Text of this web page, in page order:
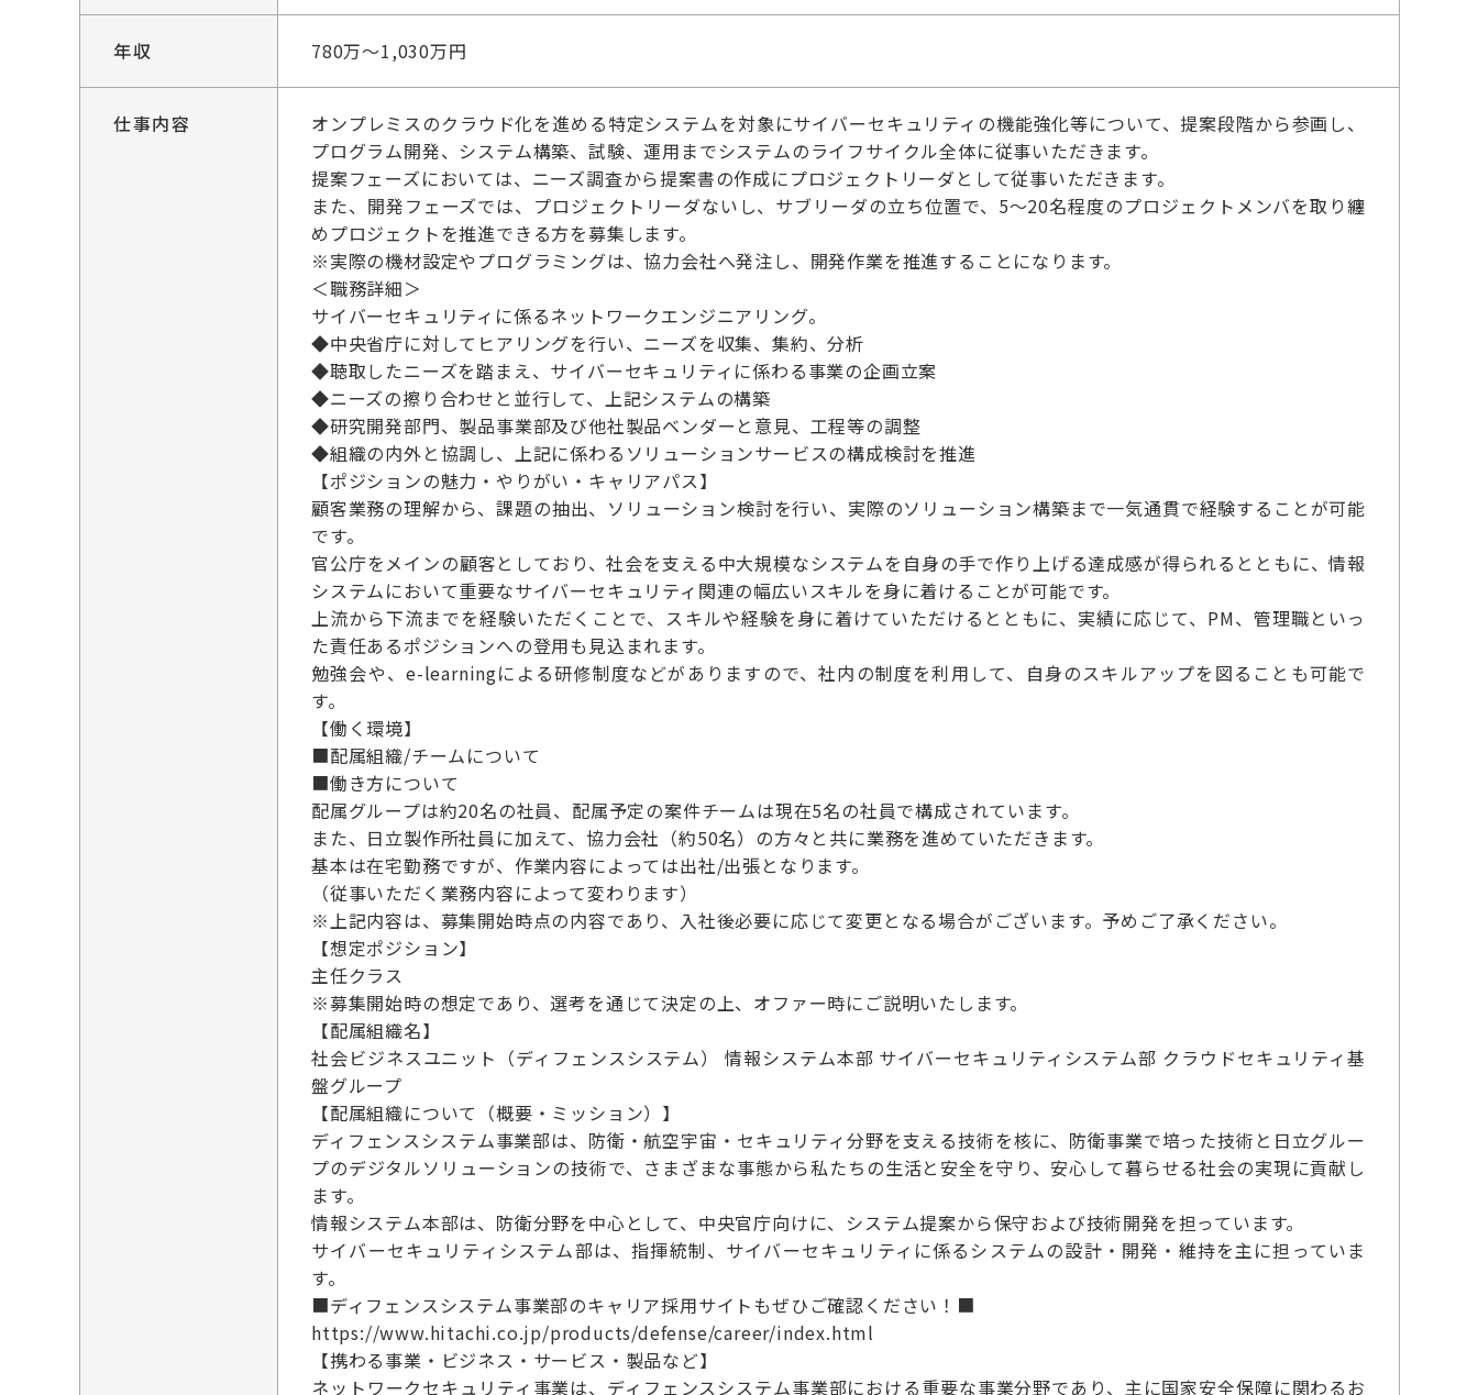
年収 780万～1,030万円
仕事内容
オンプレミスのクラウド化を進める特定システムを対象にサイバーセキュリティの機能強化等について、提案段階から参画し、
プログラム開発、システム構築、試験、運用までシステムのライフサイクル全体に従事いただきます。
提案フェーズにおいては、ニーズ調査から提案書の作成にプロジェクトリーダとして従事いただきます。
また、開発フェーズでは、プロジェクトリーダないし、サブリーダの立ち位置で、5～20名程度のプロジェクトメンバを取り纏
めプロジェクトを推進できる方を募集します。
※実際の機材設定やプログラミングは、協力会社へ発注し、開発作業を推進することになります。
＜職務詳細＞
サイバーセキュリティに係るネットワークエンジニアリング。
◆中央省庁に対してヒアリングを行い、ニーズを収集、集約、分析
◆聴取したニーズを踏まえ、サイバーセキュリティに係わる事業の企画立案
◆ニーズの擦り合わせと並行して、上記システムの構築
◆研究開発部門、製品事業部及び他社製品ベンダーと意見、工程等の調整
◆組織の内外と協調し、上記に係わるソリューションサービスの構成検討を推進
【ポジションの魅力・やりがい・キャリアパス】
顧客業務の理解から、課題の抽出、ソリューション検討を行い、実際のソリューション構築まで一気通貫で経験することが可能
です。
官公庁をメインの顧客としており、社会を支える中大規模なシステムを自身の手で作り上げる達成感が得られるとともに、情報
システムにおいて重要なサイバーセキュリティ関連の幅広いスキルを身に着けることが可能です。
上流から下流までを経験いただくことで、スキルや経験を身に着けていただけるとともに、実績に応じて、PM、管理職といっ
た責任あるポジションへの登用も見込まれます。
勉強会や、e-learningによる研修制度などがありますので、社内の制度を利用して、自身のスキルアップを図ることも可能で
す。
【働く環境】
■配属組織/チームについて
■働き方について
配属グループは約20名の社員、配属予定の案件チームは現在5名の社員で構成されています。
また、日立製作所社員に加えて、協力会社（約50名）の方々と共に業務を進めていただきます。
基本は在宅勤務ですが、作業内容によっては出社/出張となります。
（従事いただく業務内容によって変わります）
※上記内容は、募集開始時点の内容であり、入社後必要に応じて変更となる場合がございます。予めご了承ください。
【想定ポジション】
主任クラス
※募集開始時の想定であり、選考を通じて決定の上、オファー時にご説明いたします。
【配属組織名】
社会ビジネスユニット（ディフェンスシステム） 情報システム本部 サイバーセキュリティシステム部 クラウドセキュリティ基
盤グループ
【配属組織について（概要・ミッション）】
ディフェンスシステム事業部は、防衛・航空宇宙・セキュリティ分野を支える技術を核に、防衛事業で培った技術と日立グルー
プのデジタルソリューションの技術で、さまざまな事態から私たちの生活と安全を守り、安心して暮らせる社会の実現に貢献し
ます。
情報システム本部は、防衛分野を中心として、中央官庁向けに、システム提案から保守および技術開発を担っています。
サイバーセキュリティシステム部は、指揮統制、サイバーセキュリティに係るシステムの設計・開発・維持を主に担っていま
す。
■ディフェンスシステム事業部のキャリア採用サイトもぜひご確認ください！■
https://www.hitachi.co.jp/products/defense/career/index.html
【携わる事業・ビジネス・サービス・製品など】
ネットワークセキュリティ事業は、ディフェンスシステム事業部における重要な事業分野であり、主に国家安全保障に関わるお